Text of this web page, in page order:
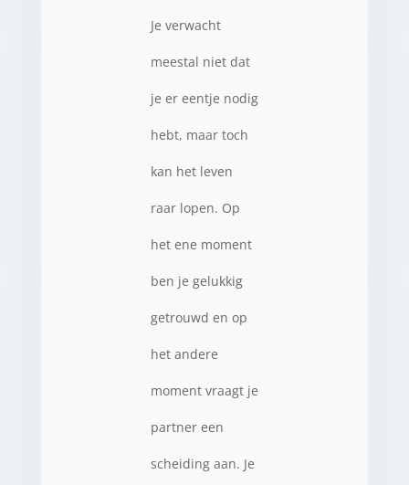
Je verwacht
meestal niet dat
je er eentje nodig
hebt, maar toch
kan het leven
raar lopen. Op
het ene moment
ben je gelukkig
getrouwd en op
het andere
moment vraagt je
partner een
scheiding aan. Je